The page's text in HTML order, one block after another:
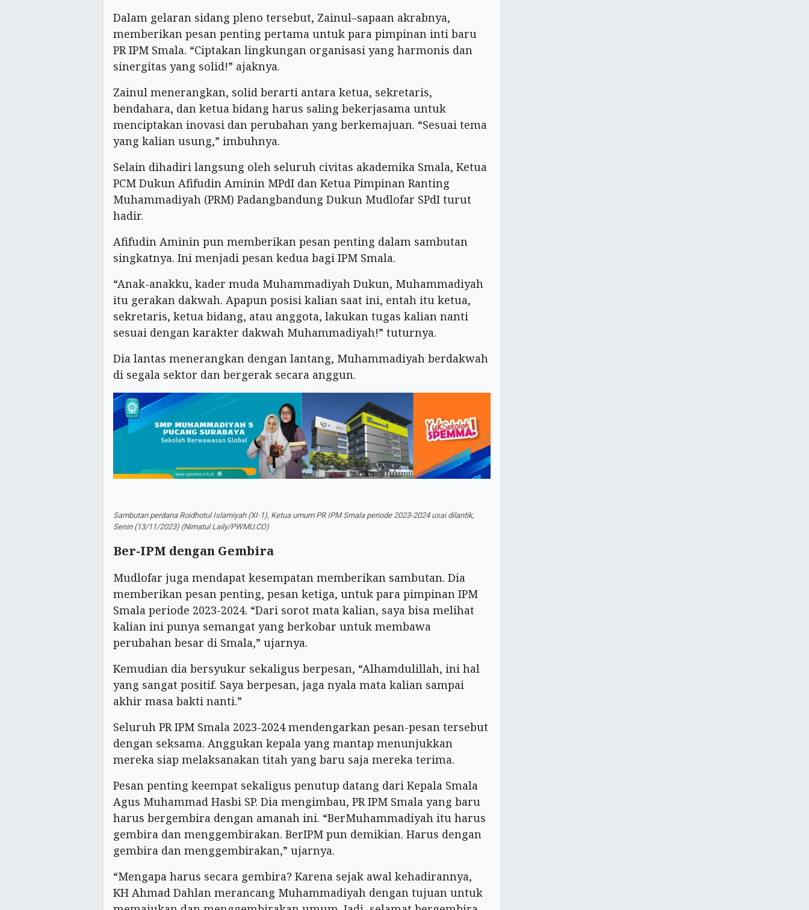
Dalam gelaran sidang pleno tersebut, Zainul–sapaan akrabnya,
memberikan pesan penting pertama untuk para pimpinan inti baru
PR IPM Smala. “Ciptakan lingkungan organisasi yang harmonis dan
sinergitas yang solid!” ajaknya.
Zainul menerangkan, solid berarti antara ketua, sekretaris,
bendahara, dan ketua bidang harus saling bekerjasama untuk
menciptakan inovasi dan perubahan yang berkemajuan. “Sesuai tema
yang kalian usung,” imbuhnya.
Selain dihadiri langsung oleh seluruh civitas akademika Smala, Ketua
PCM Dukun Afifudin Aminin MPdI dan Ketua Pimpinan Ranting
Muhammadiyah (PRM) Padangbandung Dukun Mudlofar SPdI turut
hadir.
Afifudin Aminin pun memberikan pesan penting dalam sambutan
singkatnya. Ini menjadi pesan kedua bagi IPM Smala.
“Anak-anakku, kader muda Muhammadiyah Dukun, Muhammadiyah
itu gerakan dakwah. Apapun posisi kalian saat ini, entah itu ketua,
sekretaris, ketua bidang, atau anggota, lakukan tugas kalian nanti
sesuai dengan karakter dakwah Muhammadiyah!” tuturnya.
Dia lantas menerangkan dengan lantang, Muhammadiyah berdakwah
di segala sektor dan bergerak secara anggun.
Sambutan perdana Roidhotul Islamiyah (XI-1), Ketua umum PR IPM Smala periode 2023-2024 usai dilantik,
Senin (13/11/2023) (Nimatul Laily/PWMU.CO)
Ber-IPM dengan Gembira
Mudlofar juga mendapat kesempatan memberikan sambutan. Dia
memberikan pesan penting, pesan ketiga, untuk para pimpinan IPM
Smala periode 2023-2024. “Dari sorot mata kalian, saya bisa melihat
kalian ini punya semangat yang berkobar untuk membawa
perubahan besar di Smala,” ujarnya.
Kemudian dia bersyukur sekaligus berpesan, “Alhamdulillah, ini hal
yang sangat positif. Saya berpesan, jaga nyala mata kalian sampai
akhir masa bakti nanti.”
Seluruh PR IPM Smala 2023-2024 mendengarkan pesan-pesan tersebut
dengan seksama. Anggukan kepala yang mantap menunjukkan
mereka siap melaksanakan titah yang baru saja mereka terima.
Pesan penting keempat sekaligus penutup datang dari Kepala Smala
Agus Muhammad Hasbi SP. Dia mengimbau, PR IPM Smala yang baru
harus bergembira dengan amanah ini. “BerMuhammadiyah itu harus
gembira dan menggembirakan. BerIPM pun demikian. Harus dengan
gembira dan menggembirakan,” ujarnya.
“Mengapa harus secara gembira? Karena sejak awal kehadirannya,
KH Ahmad Dahlan merancang Muhammadiyah dengan tujuan untuk